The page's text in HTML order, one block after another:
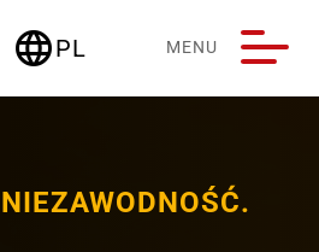
languagePL MENU